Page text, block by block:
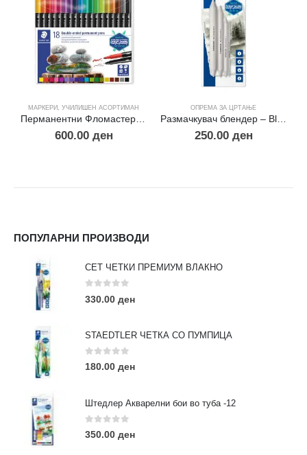
МАРКЕРИ , УЧИЛИШЕН АСОРТИМАН
Перманентни Фломастери -18
600.00 ден
ОПРЕМА ЗА ЦРТАЊЕ
Размачкувач блендер – Blending Stamps
250.00 ден
ПОПУЛАРНИ ПРОИЗВОДИ
СЕТ ЧЕТКИ ПРЕМИУМ ВЛАКНО
0 out of 5
330.00 ден
STAEDTLER ЧЕТКА СО ПУМПИЦА
0 out of 5
180.00 ден
Штедлер Акварелни бои во туба -12
0out of 5
350.00 ден